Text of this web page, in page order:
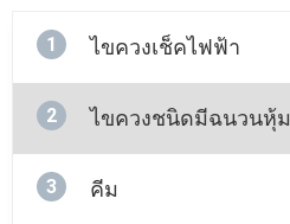
1 ไขควงเช็คไฟฟ้า
2 ไขควงชนิดมีฉนวนหุ้ม
3 คีม